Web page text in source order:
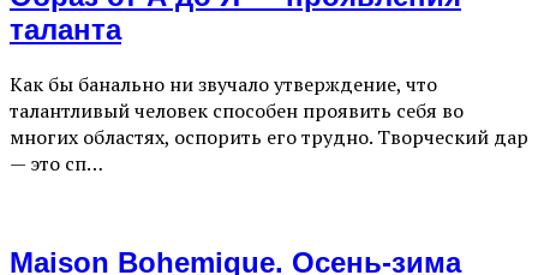
таланта
Как бы банально ни звучало утверждение, что
талантливый человек способен проявить себя во
многих областях, оспорить его трудно. Творческий дар
— это сп…
Maison Bohemique. Осень-зима